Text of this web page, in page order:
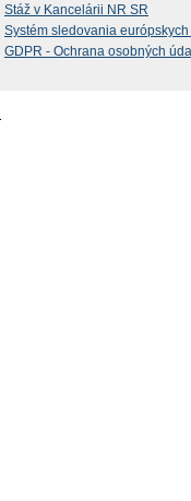
Stáž v Kancelárii NR SR
Systém sledovania
GDPR - Ochrana osobných